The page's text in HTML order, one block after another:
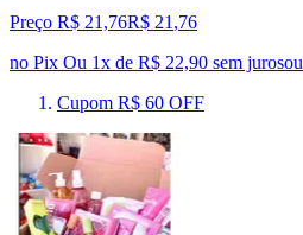
Preço R$ 21,76R$ 21 ,76
no Pix Ou 1x de R$ 22,90 sem jurosou
Cupom R$ 60 OFF